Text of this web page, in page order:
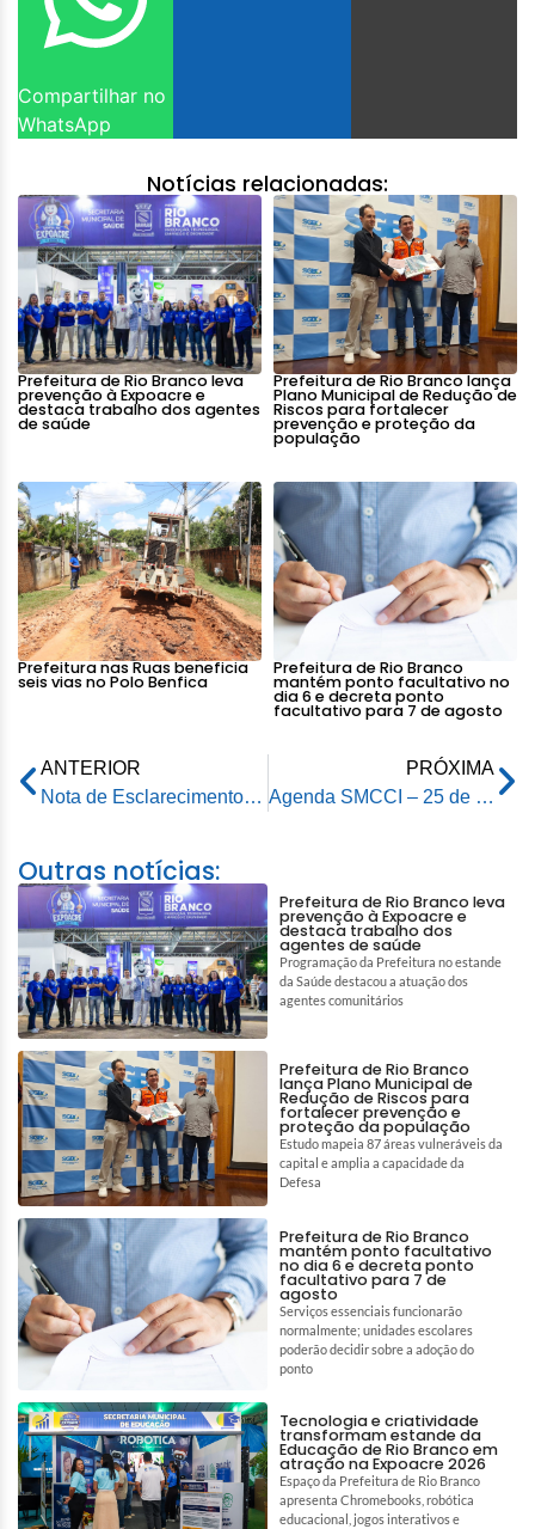
Compartilhar no
WhatsApp
Notícias relacionadas:
Prefeitura de Rio Branco leva
prevenção à Expoacre e
destaca trabalho dos agentes
de saúde
Prefeitura de Rio Branco lança
Plano Municipal de Redução de
Riscos para fortalecer
prevenção e proteção da
população
Prefeitura nas Ruas beneficia
seis vias no Polo Benfica
Prefeitura de Rio Branco
mantém ponto facultativo no
dia 6 e decreta ponto
facultativo para 7 de agosto
ANTERIOR
Nota de Esclarecimento – Incidente com ônibus na Estrada do Calafate
PRÓXIMA
Agenda SMCCI – 25 de maio de 2026
Outras notícias:
Prefeitura de Rio Branco leva
prevenção à Expoacre e
destaca trabalho dos
agentes de saúde
Programação da Prefeitura no estande
da Saúde destacou a atuação dos
agentes comunitários
Prefeitura de Rio Branco
lança Plano Municipal de
Redução de Riscos para
fortalecer prevenção e
proteção da população
Estudo mapeia 87 áreas vulneráveis da
capital e amplia a capacidade da
Defesa
Prefeitura de Rio Branco
mantém ponto facultativo
no dia 6 e decreta ponto
facultativo para 7 de
agosto
Serviços essenciais funcionarão
normalmente; unidades escolares
poderão decidir sobre a adoção do
ponto
Tecnologia e criatividade
transformam estande da
Educação de Rio Branco em
atração na Expoacre 2026
Espaço da Prefeitura de Rio Branco
apresenta Chromebooks, robótica
educacional, jogos interativos e